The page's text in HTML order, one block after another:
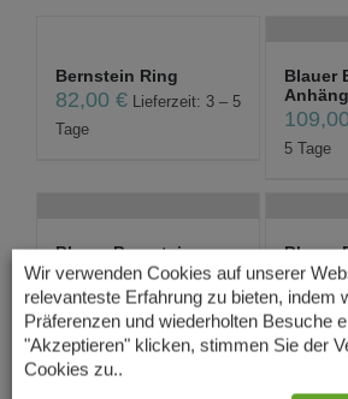
Bernstein Ring
82,00 €
Lieferzeit: 3 – 5
Tage
Blauer
5 Tage
Blauer Bernstein
Anhänger mit Sil...
69,00€ Lieferzeit: 3 – 5
Tage
Blauer
32,00
Tage
Wir verwenden Cookies auf unserer
relevanteste Erfahrung zu bieten, indem
Präferenzen und wiederholten Besuche
"Akzeptieren" klicken, stimmen Sie der
Cookies zu..